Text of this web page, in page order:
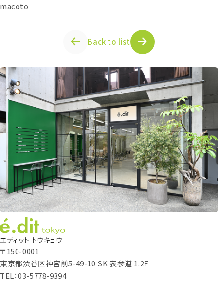
macoto
Back to list
エディット トウキョウ
〒150-0001
東京都渋谷区神宮前5-49-10 SK 表参道 1.2F
TEL：03-5778-9394